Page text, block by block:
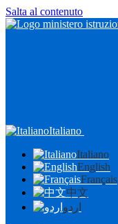
Salta al contenuto
Italiano
Italiano
English
Français
中文
اردو